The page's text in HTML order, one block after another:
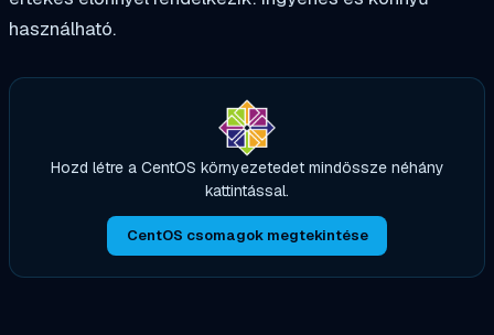
használható.
Hozd létre a CentOS környezetedet mindössze néhány
kattintással.
CentOS csomagok megtekintése